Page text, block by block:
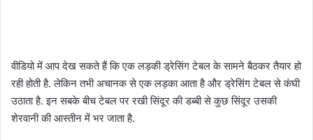
वीडियो में आप देख सकते हैं कि एक लड़की ड्रेसिंग टेबल के सामने बैठकर तैयार हो
रही होती है. लेकिन तभी अचानक से एक लड़का आता है और ड्रेसिंग टेबल से कंघी
उठाता है. इन सबके बीच टेबल पर रखी सिंदूर की डब्बी से कुछ सिंदूर उसकी
शेरवानी की आस्तीन में भर जाता है.